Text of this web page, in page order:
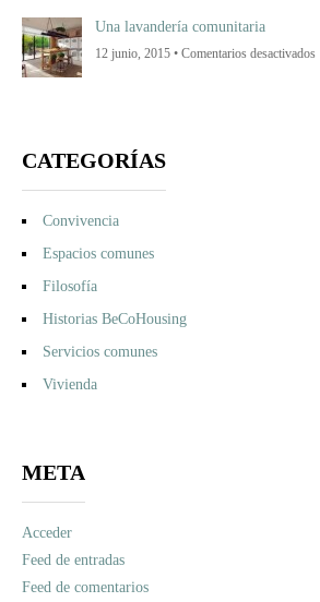
Una lavandería comunitaria
12 junio, 2015 • Comentarios desactivadosen
CATEGORÍAS
Convivencia
Espacios comunes
Filosofía
Historias BeCoHousing
Servicios comunes
Vivienda
META
Acceder
Feed de entradas
Feed de comentarios